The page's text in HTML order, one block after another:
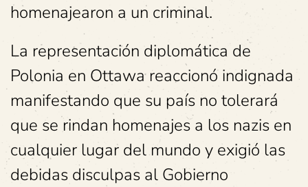
homenajearon a un criminal.
La representación diplomática de
Polonia en Ottawa reaccionó indignada
manifestando que su país no tolerará
que se rindan homenajes a los nazis en
cualquier lugar del mundo y exigió las
debidas disculpas al Gobierno